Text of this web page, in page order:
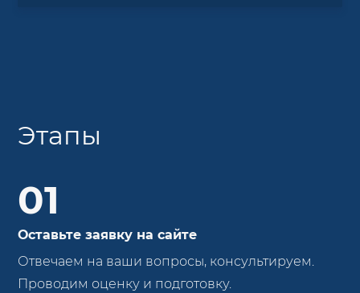
Этапы
01
Оставьте заявку на сайте
Отвечаем на ваши вопросы, консультируем.
Проводим оценку и подготовку.